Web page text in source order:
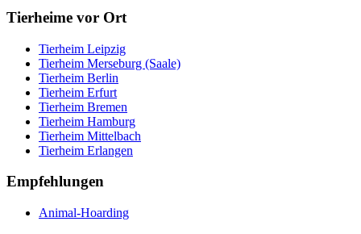
Tierheime vor Ort
Tierheim Leipzig
Tierheim Merseburg (Saale)
Tierheim Berlin
Tierheim Erfurt
Tierheim Bremen
Tierheim Hamburg
Tierheim Mittelbach
Tierheim Erlangen
Empfehlungen
Animal-Hoarding